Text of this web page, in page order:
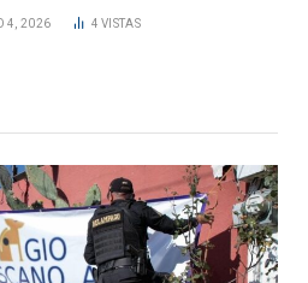
4, 2026 4VISTAS